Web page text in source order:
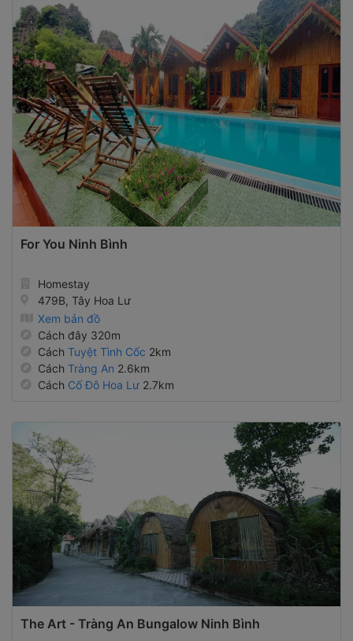
For You Ninh Bình
479B, Tây Hoa Lư
Xem bản đồ
Cách đây 320m
Cách Tuyệt Tình Cốc
Cách Tràng An2.6km
Cách Cố Đô Hoa Lư2.7km